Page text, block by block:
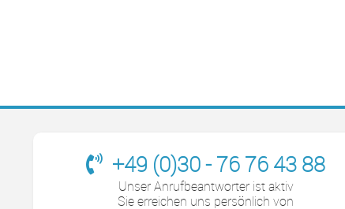
+49 (0)30 - 76 76 43 88
Unser Anrufbeantworter ist aktiv
Sie erreichen uns persönlich von